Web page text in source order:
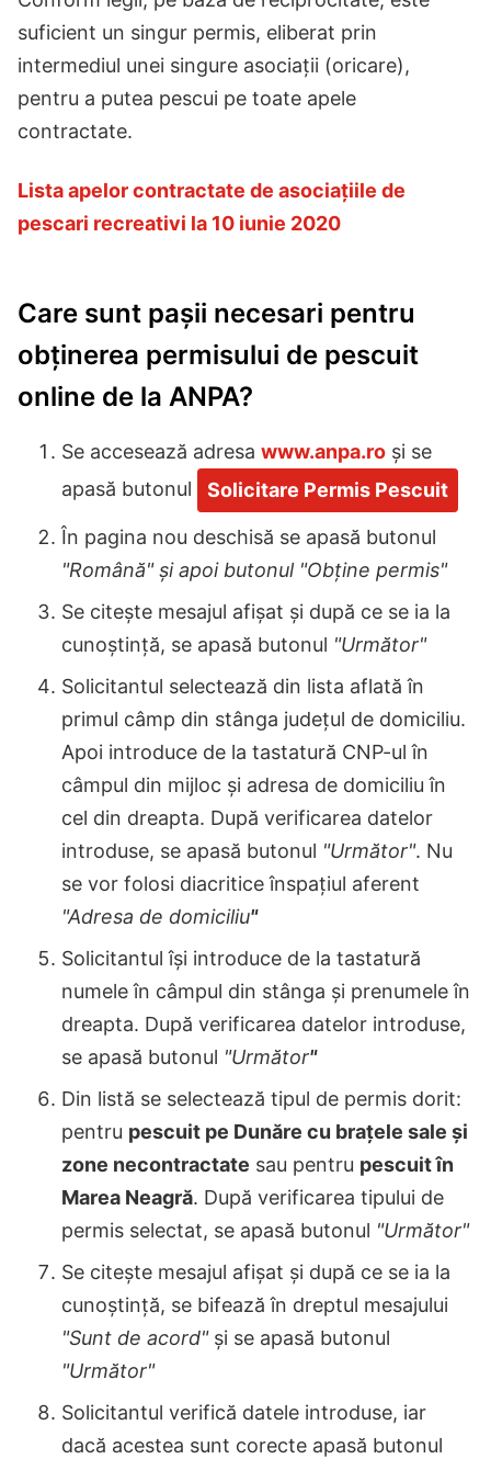
suficient un singur permis, eliberat prin
intermediul unei singure asociații (oricare),
pentru a putea pescui pe toate apele
contractate.
Lista apelor contractate de asociațiile de
pescari recreativi la 10 iunie 2020
Care sunt pașii necesari pentru
obținerea permisului de pescuit
online de la ANPA?
Se accesează adresa www.anpa.ro și se
apasă butonul
Solicitare Permis Pescuit
În pagina nou deschisă se apasă butonul
"Română"și apoi butonul "Obține permis"
Se citește mesajul afișat și după ce se ia la
cunoștință, se apasă butonul "Următor"
Solicitantul selectează din lista aflată în
primul câmp din stânga județul de domiciliu.
Apoi introduce de la tastatură CNP-ul în
câmpul din mijloc și adresa de domiciliu în
cel din dreapta. După verificarea datelor
introduse, se apasă butonul "Următor". Nu
se vor folosi diacritice înspațiul aferent
"Adresa de domiciliu"
Solicitantul își introduce de la tastatură
numele în câmpul din stânga și prenumele în
dreapta. După verificarea datelor introduse,
se apasă butonul "Următor"
Din listă se selectează tipul de permis dorit:
pentru pescuit pe Dunăre cu brațele sale și
zone necontractate sau pentru pescuit în
Marea Neagră. După verificarea tipului de
permis selectat, se apasă butonul "Următor"
Se citește mesajul afișat și după ce se ia la
cunoștință, se bifează în dreptul mesajului
"Sunt de acord"și se apasă butonul
"Următor"
Solicitantul verifică datele introduse, iar
dacă acestea sunt corecte apasă butonul